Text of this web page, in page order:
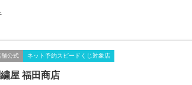
舗公式 ネット予約スピードくじ対象店
屋 福田商店